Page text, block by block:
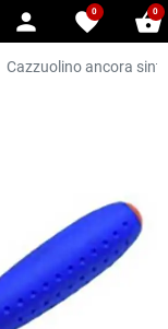
person favorite
0 shopping_basket
0
Cazzuolino ancora